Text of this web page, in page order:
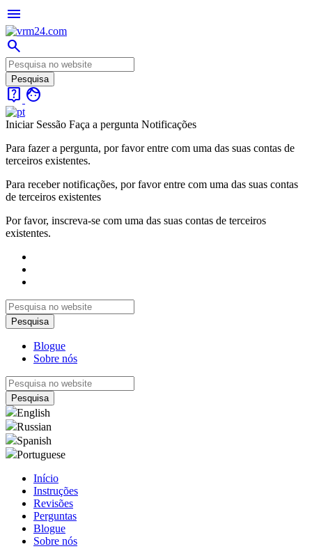
menu
search
live_help face
Iniciar Sessão Faça a pergunta Notificações
Para fazer a pergunta, por favor entre com uma das suas contas de
terceiros existentes.
Para receber notificações, por favor entre com uma das suas contas
de terceiros existentes
Por favor, inscreva-se com uma das suas contas de terceiros
existentes.
Blogue
Sobre nós
English
Russian
Spanish
Portuguese
Início
Instruções
Revisões
Perguntas
Blogue
Sobre nós